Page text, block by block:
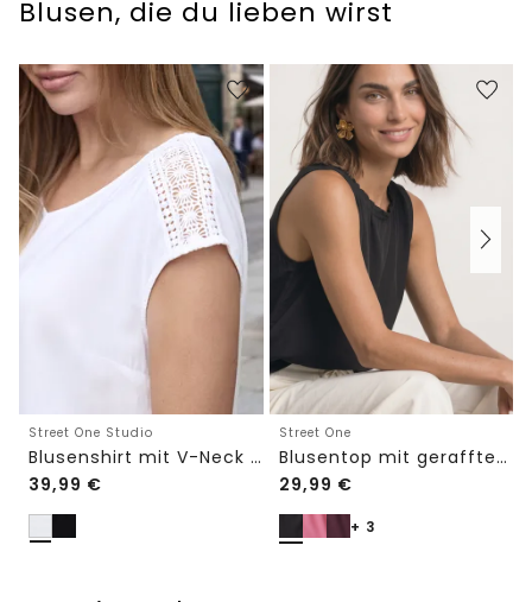
Blusen, die du lieben wirst
Street One Studio
Blusenshirt mit V-Neck und Spitze
39,99 €
Street One
Blusentop mit gerafftem Rundhals
29,99 €
+ 3